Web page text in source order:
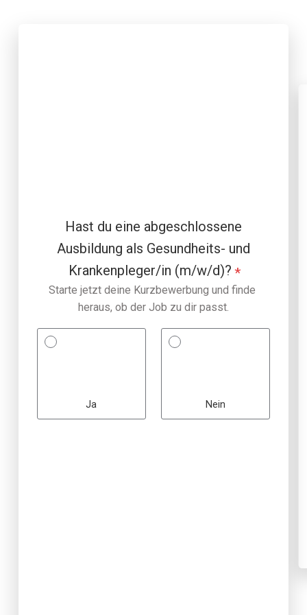
Hast du eine abgeschlossene
Ausbildung als Gesundheits- und
Krankenpleger/in (m/w/d)? *
Starte jetzt deine Kurzbewerbung und finde
heraus, ob der Job zu dir passt.
Ja Nein